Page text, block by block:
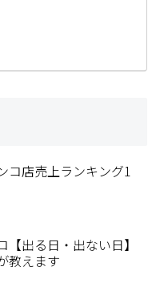
コ店売上ランキング1
【出る日・出ない日】
教えます